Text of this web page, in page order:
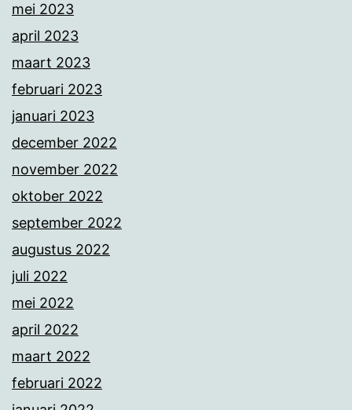
mei 2023
april 2023
maart 2023
februari 2023
januari 2023
december 2022
november 2022
oktober 2022
september 2022
augustus 2022
juli 2022
mei 2022
april 2022
maart 2022
februari 2022